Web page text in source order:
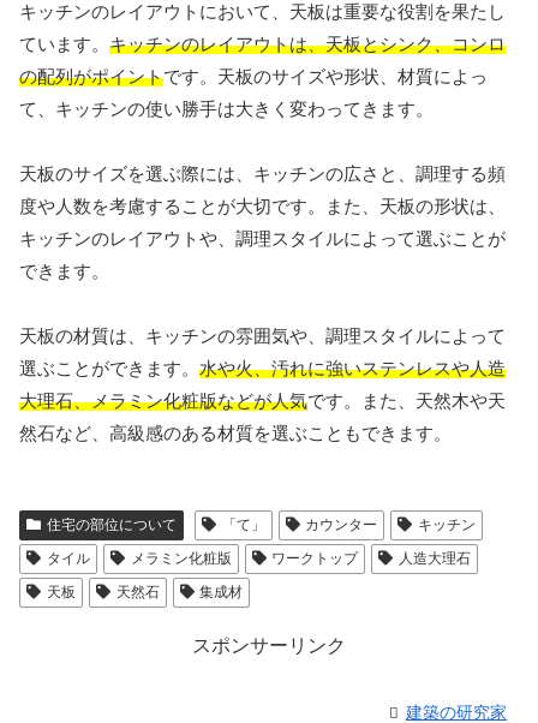
キッチンのレイアウトにおいて、天板は重要な役割を果たし
ています。 キッチンのレイアウトは、天板とシンク、コンロ
の配列がポイントです。天板のサイズや形状、材質によっ
て、キッチンの使い勝手は大きく変わってきます。
天板のサイズを選ぶ際には、キッチンの広さと、調理する頻
度や人数を考慮することが大切です。また、天板の形状は、
キッチンのレイアウトや、調理スタイルによって選ぶことが
できます。
天板の材質は、キッチンの雰囲気や、調理スタイルによって
選ぶことができます。 水や火、汚れに強いステンレスや人造
大理石、メラミン化粧版などが人気です。また、天然木や天
然石など、高級感のある材質を選ぶこともできます。
住宅の部位について 「て」 カウンター
キッチン
タイル
メラミン化粧版 ワークトップ
人造大理石
天板
天然石 集成材
スポンサーリンク
建築の研究家